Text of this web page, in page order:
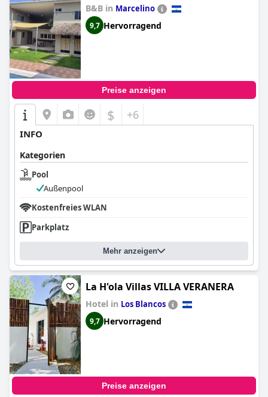
B&B in Marcelino
9,7 Hervorragend
Preise anzeigen
$ +6
INFO
Kategorien
Pool
Außenpool
Kostenfreies WLAN
Parkplatz
Mehr anzeigen
La H'ola Villas VILLA VERANERA
Hotel in Los Blancos
9,7 Hervorragend
Preise anzeigen